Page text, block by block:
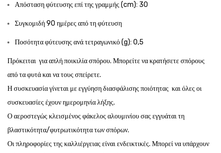
Απόσταση φύτευσης επί της γραμμής (cm): 30
Συγκομιδή 90 ημέρες από τη φύτευση
Ποσότητα φύτευσης ανά τετραγωνικό (g): 0,5
Πρόκειται για απλή ποικιλία σπόρου. Μπορείτε να κρατήσετε σπόρους
από τα φυτά και να τους σπείρετε.
Η συσκευασία γίνεται με εγγύηση διασφάλισης ποιότητας και όλες οι
συσκευασίες έχουν ημερομηνία λήξης.
Ο αεροστεγώς κλεισμένος φάκελος αλουμινίου σας εγγυάται τη
βλαστικότητα/φυτρωτικότητα των σπόρων.
Οι πληροφορίες της καλλιέργειας είναι ενδεικτικές. Μπορεί να υπάρχουν